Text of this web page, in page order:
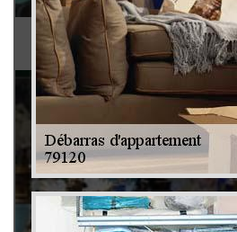
Débarras de